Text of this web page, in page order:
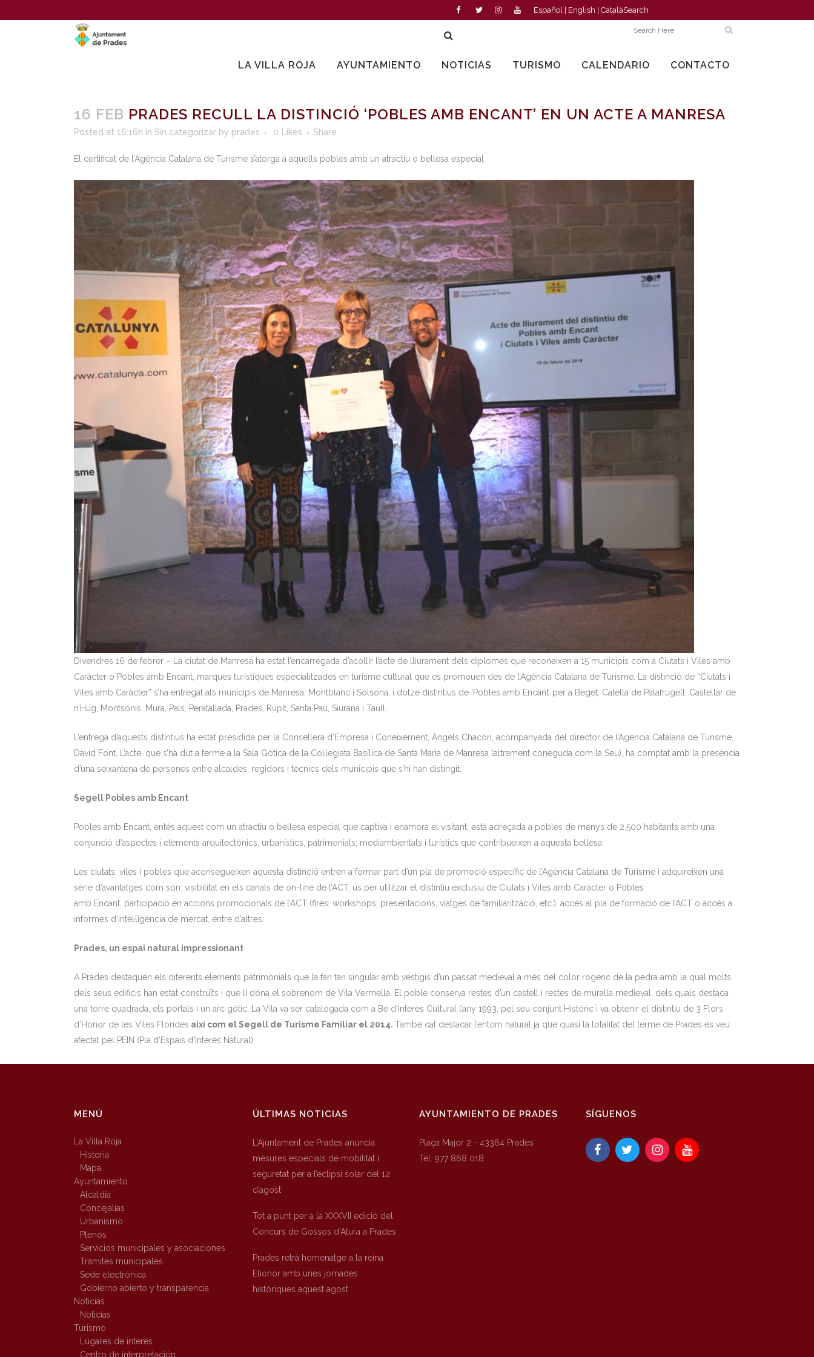
Español English CatalàSearch
LA VILLA ROJA AYUNTAMIENTO NOTICIAS TURISMO CALENDARIO CONTACTO
16 FEB PRADES RECULL LA DISTINCIÓ ‘POBLES AMB ENCANT’ EN UN ACTE A MANRESA
Posted at 16:16h in Sin categorizar by prades 0 Likes Share
El certificat de l’Agència Catalana de Turisme s’atorga a aquells pobles amb un atractiu o bellesa especial
Divendres 16 de febrer – La ciutat de Manresa ha estat l’encarregada d’acollir l’acte de lliurament dels diplomes que reconeixen a 15 municipis com a Ciutats i Viles amb
Caràcter o Pobles amb Encant, marques turístiques especialitzades en turisme cultural que es promouen des de l’Agència Catalana de Turisme. La distinció de “Ciutats i
Viles amb Caràcter” s’ha entregat als municipis de Manresa, Montblanc i Solsona; i dotze distintius de ‘Pobles amb Encant’ per a Beget, Calella de Palafrugell, Castellar de
n’Hug, Montsonís, Mura, Pals, Peratallada, Prades, Rupit, Santa Pau, Siurana i Taüll.
L’entrega d’aquests distintius ha estat presidida per la Consellera d’Empresa i Coneixement, Àngels Chacón, acompanyada del director de l’Agència Catalana de Turisme,
David Font. L’acte, que s’ha dut a terme a la Sala Gòtica de la Col·legiata Basílica de Santa Maria de Manresa (altrament coneguda com la Seu), ha comptat amb la presència
d’una seixantena de persones entre alcaldes, regidors i tècnics dels municipis que s’hi han distingit.
Segell Pobles amb Encant
Pobles amb Encant, entès aquest com un atractiu o bellesa especial que captiva i enamora el visitant, està adreçada a pobles de menys de 2.500 habitants amb una
conjunció d’aspectes i elements arquitectònics, urbanístics, patrimonials, mediambientals i turístics que contribueixen a aquesta bellesa.
Les ciutats, viles i pobles que aconsegueixen aquesta distinció entren a formar part d’un pla de promoció específic de l’Agència Catalana de Turisme i adquireixen una
sèrie d’avantatges com són: visibilitat en els canals de on-line de l’ACT, ús per utilitzar el distintiu exclusiu de Ciutats i Viles amb Caràcter o Pobles
amb Encant, participació en accions promocionals de l’ACT (fires, workshops, presentacions, viatges de familiarització, etc.), accés al pla de formació de l’ACT o accés a
informes d’intel·ligència de mercat, entre d’altres.
Prades, un espai natural impressionant
A Prades destaquen els diferents elements patrimonials que la fan tan singular amb vestigis d’un passat medieval a més del color rogenc de la pedra amb la qual molts
dels seus edificis han estat construïts i que li dóna el sobrenom de Vila Vermella. El poble conserva restes d’un castell i restes de muralla medieval, dels quals destaca
una torre quadrada, els portals i un arc gòtic. La Vila va ser catalogada com a Bé d’Interès Cultural l’any 1993, pel seu conjunt Històric i va obtenir el distintiu de 3 Flors
d’Honor de les Viles Florides així com el Segell de Turisme Familiar el 2014. També cal destacar l’entorn natural ja que quasi la totalitat del terme de Prades es veu
afectat pel PEIN (Pla d’Espais d’Interès Natural).
MENÚ
La Villa Roja
Historia
Mapa
Ayuntamiento
Alcaldía
Concejalías
Urbanismo
Plenos
Servicios municipales y asociaciones
Trámites municipales
Sede electrónica
Gobierno abierto y transparencia
Noticias
Noticias
Turismo
Lugares de interés
Centro de interpretación
ÚLTIMAS NOTICIAS
L’Ajuntament de Prades anuncia
mesures especials de mobilitat i
seguretat per a l’eclipsi solar del 12
d’agost
Tot a punt per a la XXXVII edició del
Concurs de Gossos d’Atura a Prades
Prades retrà homenatge a la reina
Elionor amb unes jornades
històriques aquest agost
AYUNTAMIENTO DE PRADES
Plaça Major 2 - 43364 Prades
Tel. 977 868 018
SÍGUENOS